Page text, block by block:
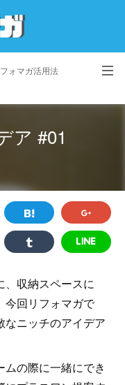
フォマガ活用法
特定商取引法に基づく表記
会社概要
ア #01
、収納スペースに
今回リフォマガで
なニッチのアイデア
の際に一緒にでき